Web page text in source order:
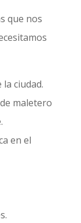
que nos
ciudad.
maletero
en el